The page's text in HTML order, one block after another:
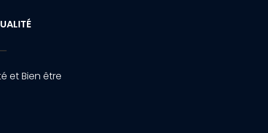
et Bien être